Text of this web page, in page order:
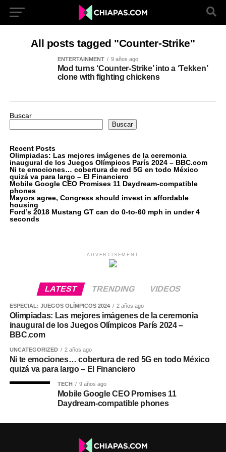
All posts tagged "Counter-Strike"
ENTERTAINMENT 9 años ago
Mod turns ‘Counter-Strike’ into a ‘Tekken’
clone with fighting chickens
Buscar
Buscar
Recent Posts
Olimpiadas: Las mejores imágenes de la ceremonia
inaugural de los Juegos Olímpicos París 2024 – BBC.com
Ni te emociones… cobertura de red 5G en todo México
quizá va para largo – El Financiero
Mobile Google CEO Promises 11 Daydream-compatible
phones
Mayors agree, Congress should invest in affordable
housing
Ford’s 2018 Mustang GT can do 0-to-60 mph in under 4
seconds
ADVERTISEMENT
LATEST TRENDING VIDEOS
ESPECIAL: JUEGOS OLÍMPICOS 2024 2 años ago
Olimpiadas: Las mejores imágenes de la ceremonia
inaugural de los Juegos Olímpicos París 2024 –
BBC.com
UNCATEGORIZED 2 años ago
Ni te emociones… cobertura de red 5G en todo México
quizá va para largo – El Financiero
TECH 9 años ago
Mobile Google CEO Promises 11
Daydream-compatible phones